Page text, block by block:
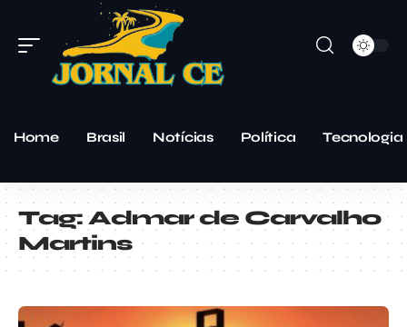
Home Brasil Notícias Política Tecnologia
Tag:Admar de Carvalho
Martins